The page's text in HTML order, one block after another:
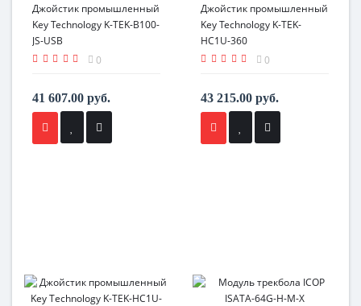
Джойстик промышленный
Key Technology K-TEK-B100-
JS-USB
0
41 607.00 руб.
Джойстик промышленный
Key Technology K-TEK-
HC1U-360
0
43 215.00 руб.